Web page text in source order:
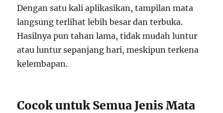
Dengan satu kali aplikasikan, tampilan mata
langsung terlihat lebih besar dan terbuka.
Hasilnya pun tahan lama, tidak mudah luntur
atau luntur sepanjang hari, meskipun terkena
kelembapan.
Cocok untuk Semua Jenis Mata